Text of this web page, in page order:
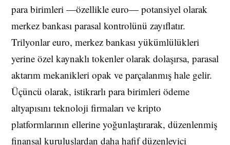
para birimleri —özellikle euro— potansiyel olarak
merkez bankası parasal kontrolünü zayıflatır.
Trilyonlar euro, merkez bankası yükümlülükleri
yerine özel kaynaklı tokenler olarak dolaşırsa, parasal
aktarım mekanikleri opak ve parçalanmış hale gelir.
Üçüncü olarak, istikrarlı para birimleri ödeme
altyapısını teknoloji firmaları ve kripto
platformlarının ellerine yoğunlaştırarak, düzenlenmiş
finansal kuruluşlardan daha hafif düzenleyici